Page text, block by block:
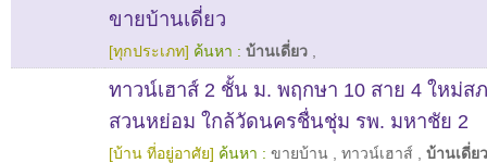
ขายบ้านเดี่ยว
[ทุกประเภท] ค้นหา : บ้านเดี่ยว
ทาวน์เฮาส์ 2 ชั้น ม. พฤกษา 10 สาย 4 ใหม่ส
สวนหย่อม ใกล้วัดนครชื่นชุ่ม รพ. มหาชัย 2
[บ้าน ที่อยู่อาศัย] ค้นหา : ขายบ้าน ทาวน์เฮาส์
บ้านเดี่ยว